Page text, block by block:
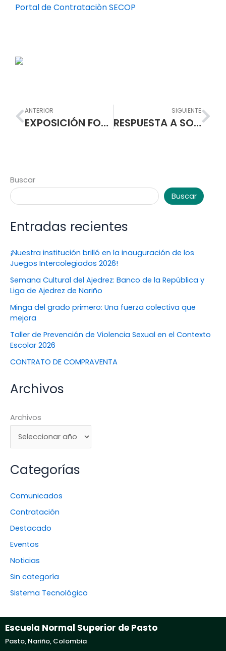
Portal de Contrataciòn SECOP
Prev
ANTERIOR
EXPOSICIÓN FOTOGRÁFICA DE LA ESCUELA NORMAL SUPERIOR DE PASTO EN EL CENTRO COMERCIAL UNICENTRO
SIGUIENTE
RESPUESTA A SOLICITUDES CAMBIO DE JORNADA
Buscar
Buscar
Entradas recientes
¡Nuestra institución brilló en la inauguración de los
Juegos Intercolegiados 2026!
Semana Cultural del Ajedrez: Banco de la República y
Liga de Ajedrez de Nariño
Minga del grado primero: Una fuerza colectiva que
mejora
Taller de Prevención de Violencia Sexual en el Contexto
Escolar 2026
CONTRATO DE COMPRAVENTA
Archivos
Archivos
Categorías
Comunicados
Contratación
Destacado
Eventos
Noticias
Sin categoría
Sistema Tecnológico
Escuela Normal Superior de Pasto
Pasto, Nariño, Colombia